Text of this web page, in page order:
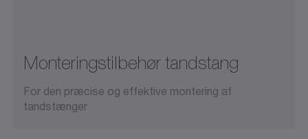
Monteringstilbehør tandstang
For den præcise og effektive montering af
tandstænger